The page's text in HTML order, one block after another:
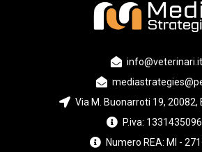
info@veterinari.it
Via M. Buonarroti 19, 20082,
P.iva:
Numero REA: MI -